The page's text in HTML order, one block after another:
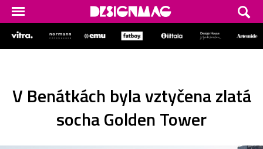
V Benátkách byla vztyčena zlatá
socha Golden Tower